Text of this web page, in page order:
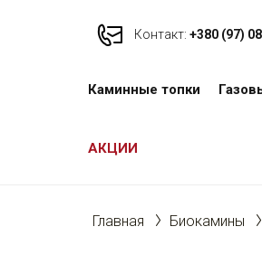
Контакт: +380 (97)
Каминные топки
АКЦИИ
Главная Биокамины